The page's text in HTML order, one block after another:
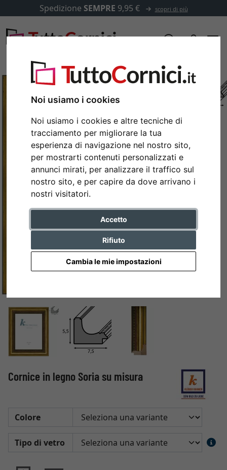
Noi usiamo i cookies
Noi usiamo i cookies e altre tecniche di
tracciamento per migliorare la tua
esperienza di navigazione nel nostro sito,
per mostrarti contenuti personalizzati e
annunci mirati, per analizzare il traffico sul
nostro sito, e per capire da dove arrivano i
nostri visitatori.
Accetto
Rifiuto
Cambia le mie impostazioni
Spedizione SEMPRE 9,95 € scopri di più
Indietro
Cornice in legno Soria su misura
Colore
Tipo di vetro